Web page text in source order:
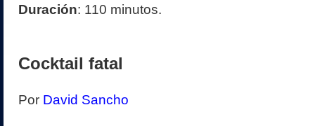
Duración: 110 minutos.
Cocktail fatal
Por David Sancho